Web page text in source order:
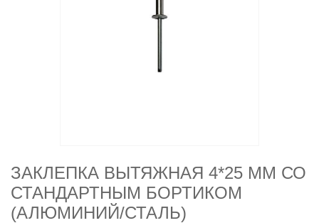
ЗАКЛЕПКА ВЫТЯЖНАЯ 4*25 ММ СО
СТАНДАРТНЫМ БОРТИКОМ
(АЛЮМИНИЙ/СТАЛЬ)